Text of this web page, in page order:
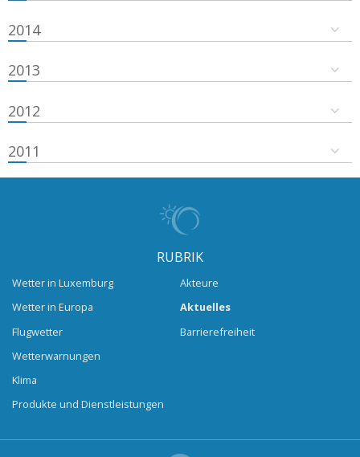
2014
2013
2012
2011
RUBRIK
Wetter in Luxemburg
Wetter in Europa
Flugwetter
Wetterwarnungen
Klima
Produkte und Dienstleistungen
Akteure
Aktuelles
Barrierefreiheit